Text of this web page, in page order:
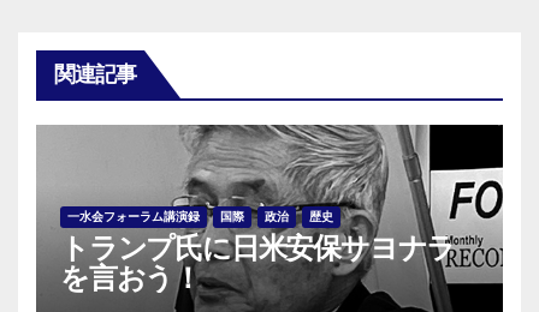
関連記事
一水会フォーラム講演録 国際 政治 歴史
トランプ氏に日米安保サヨナラ
を言おう！